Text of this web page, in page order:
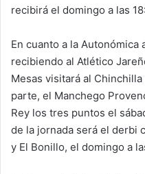
recibirá el domingo a las
En cuanto a la Autonómica
recibiendo al Atlético
Mesas visitará al
parte, el Manchego
Rey los tres puntos el
de la jornada será el derbi
y El Bonillo, el domingo a